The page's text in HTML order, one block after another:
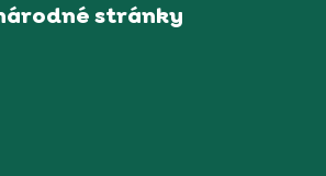
stránky